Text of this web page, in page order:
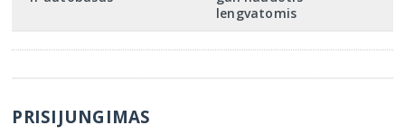
lengvatomis
PRISIJUNGIMAS